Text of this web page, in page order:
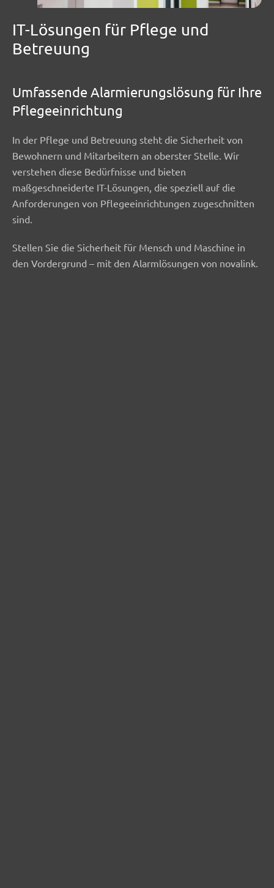
IT-Lösungen für Pflege und
Betreuung
Umfassende Alarmierungslösung für Ihre
Pflegeeinrichtung
In der Pflege und Betreuung steht die Sicherheit von
Bewohnern und Mitarbeitern an oberster Stelle. Wir
verstehen diese Bedürfnisse und bieten
maßgeschneiderte IT-Lösungen, die speziell auf die
Anforderungen von Pflegeeinrichtungen zugeschnitten
sind.
Stellen Sie die Sicherheit für Mensch und Maschine in
den Vordergrund – mit den Alarmlösungen von novalink.